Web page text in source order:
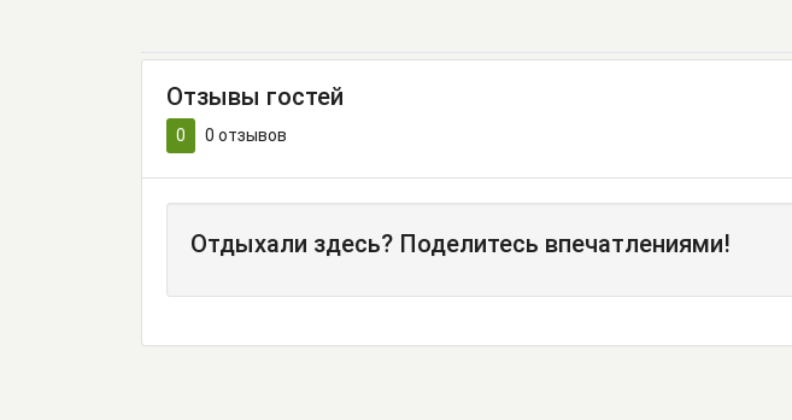
Отзывы гостей
0 0 отзывов
Отдыхали здесь? Поделитесь впечатлениями!